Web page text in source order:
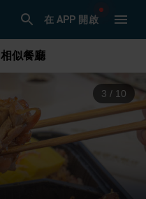
在 APP 開啟
相似餐廳
4 / 10